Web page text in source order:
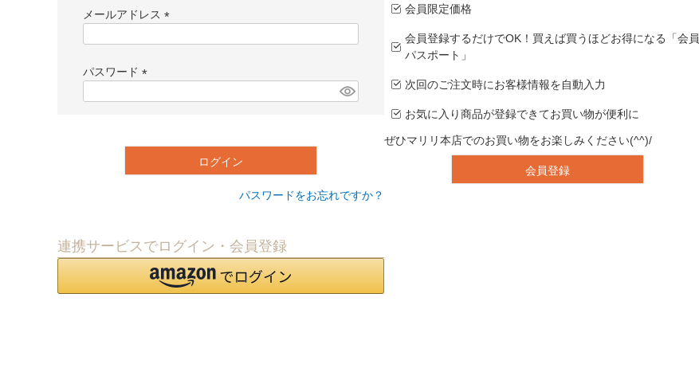
メールアドレス
)
パスワード
ログイン
パスワードをお忘れですか？
連携サービスでログイン・会員登録
会員限定価格
会員登録するだけでOK！買えば買うほどお得になる「会員
パスポート」
次回のご注文時にお客様情報を自動入力
お気に入り商品が登録できてお買い物が便利に
ぜひマリリ本店でのお買い物をお楽しみください(^^)/
会員登録